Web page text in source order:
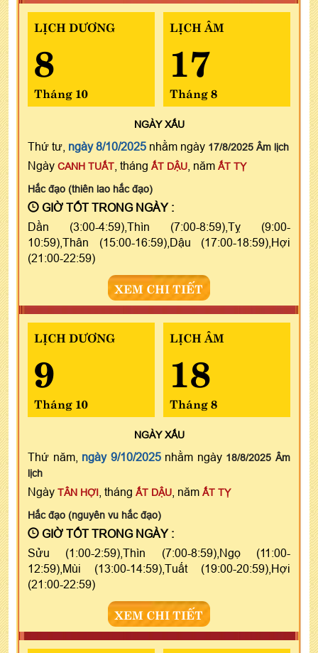
LỊCH DƯƠNG
8
Tháng 10
LỊCH ÂM
17
Tháng 8
NGÀYXẤU
Thứ tư, ngày 8/10/2025 nhằm ngày 17/8/2025 Âm lịch
Ngày CANH TUẤT , tháng ẤT DẬU , năm ẤT TỴ
Hắc đạo (thiên lao hắc đạo)
GIỜ TỐT TRONG NGÀY :
Dần (3:00-4:59),Thìn (7:00-8:59),Tỵ (9:00-
10:59),Thân (15:00-16:59),Dậu (17:00-18:59),Hợi
(21:00-22:59)
XEM CHI TIẾT
LỊCH DƯƠNG
9
Tháng 10
LỊCH ÂM
18
Tháng 8
NGÀYXẤU
Thứ năm, ngày 9/10/2025nhằm ngày 18/8/2025 Âm
lịch
Ngày TÂN HỢI , tháng ẤT DẬU , năm ẤT TỴ
Hắc đạo (nguyên vu hắc đạo)
GIỜ TỐT TRONG NGÀY :
Sửu (1:00-2:59),Thìn (7:00-8:59),Ngọ (11:00-
12:59),Mùi (13:00-14:59),Tuất (19:00-20:59),Hợi
(21:00-22:59)
XEM CHI TIẾT